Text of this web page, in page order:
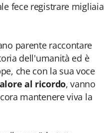
fece registrare migliaia
parente raccontare
dell'umanità ed è
che con la sua voce
al ricordo, vanno
mantenere viva la